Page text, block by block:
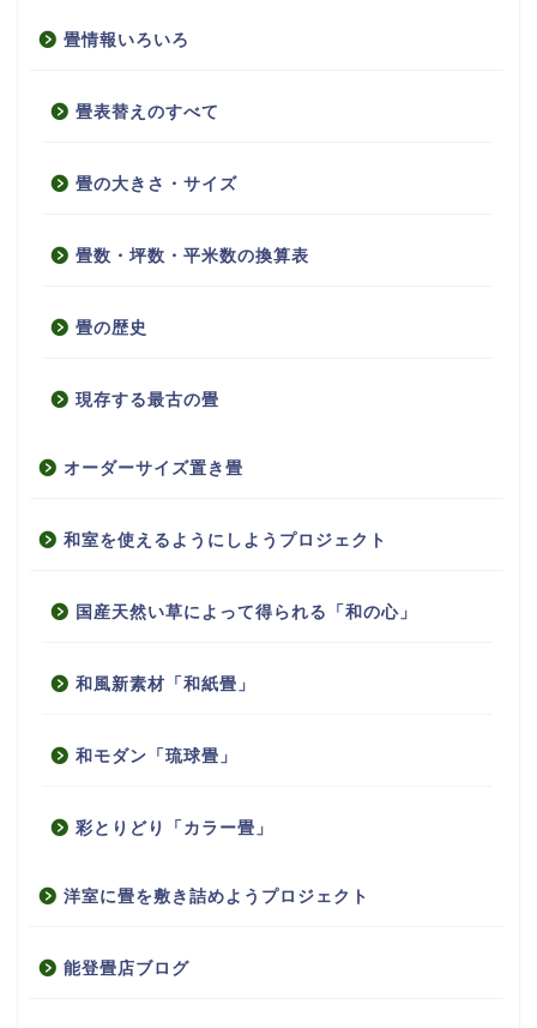
畳情報いろいろ
畳表替えのすべて
畳の大きさ・サイズ
畳数・坪数・平米数の換算表
畳の歴史
現存する最古の畳
オーダーサイズ置き畳
和室を使えるようにしようプロジェクト
国産天然い草によって得られる「和の心」
和風新素材「和紙畳」
和モダン「琉球畳」
彩とりどり「カラー畳」
洋室に畳を敷き詰めようプロジェクト
能登畳店ブログ